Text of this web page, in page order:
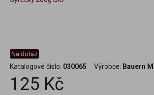
Na dotaz
Katalogové číslo: 030065 Výrobce: Bauern
125 Kč